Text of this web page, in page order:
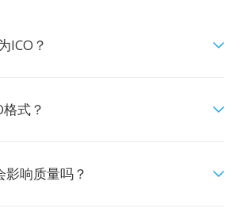
ICO？
式？
影响质量吗？